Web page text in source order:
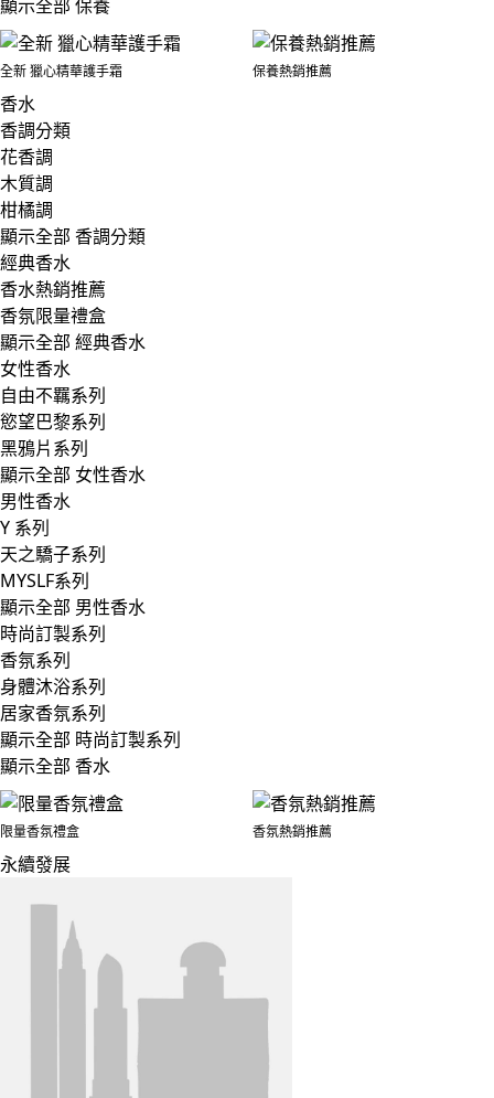
顯示全部 保養
全新 獵心精華護手霜 保養熱銷推薦
香水
香調分類
花香調
木質調
柑橘調
顯示全部 香調分類
經典香水
香水熱銷推薦
香氛限量禮盒
顯示全部 經典香水
女性香水
自由不羈系列
慾望巴黎系列
黑鴉片系列
顯示全部 女性香水
男性香水
Y 系列
天之驕子系列
MYSLF系列
顯示全部 男性香水
時尚訂製系列
香氛系列
身體沐浴系列
居家香氛系列
顯示全部 時尚訂製系列
顯示全部 香水
限量香氛禮盒 香氛熱銷推薦
永續發展